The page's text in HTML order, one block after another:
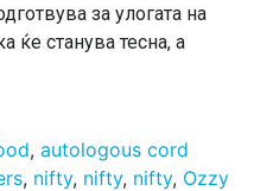
за улогата на
ќе станува тесна, а
, autologous cord
, nifty, nifty, nifty, Ozzy